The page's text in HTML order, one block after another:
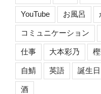
YouTube お風呂
コミュニケーション
仕事 大本彩乃
自鯖 英語 誕生日
酒